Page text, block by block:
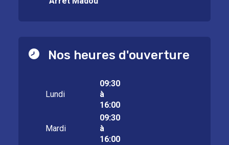
Nos heures d'ouverture
Lundi
09:30
à
16:00
Mardi
09:30
à
16:00